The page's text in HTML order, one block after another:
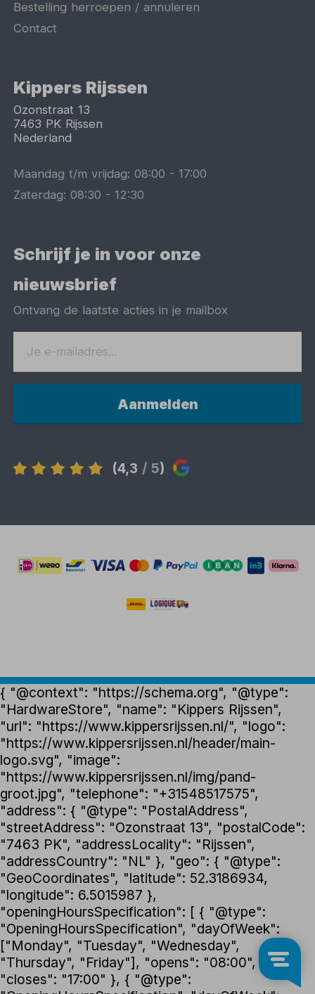
Bestelling herroepen / annuleren
Contact
Kippers Rijssen
Ozonstraat 13
7463 PK Rijssen
Nederland
Maandag t/m vrijdag:08:00 -17:00
Zaterdag:08:30 -12:30
Schrijf je in voor onze
nieuwsbrief
Ontvang de laatste acties in je mailbox
Aanmelden
(4,3 / 5)
{ "@context": "https://schema.org", "@type":
"HardwareStore", "name": "Kippers Rijssen",
"url": "https://www.kippersrijssen.nl/", "logo":
"https://www.kippersrijssen.nl/header/main-
logo.svg", "image":
"https://www.kippersrijssen.nl/img/pand-
groot.jpg", "telephone": "+31548517575",
"address": { "@type": "PostalAddress",
"streetAddress": "Ozonstraat 13", "postalCode":
"7463 PK", "addressLocality": "Rijssen",
"addressCountry": "NL" }, "geo": { "@type":
"GeoCoordinates", "latitude": 52.3186934,
"longitude": 6.5015987 },
"openingHoursSpecification": [ { "@type":
"OpeningHoursSpecification", "dayOfWeek":
["Monday", "Tuesday", "Wednesday",
"Thursday", "Friday"], "opens": "08:00",
"closes": "17:00" }, { "@type":